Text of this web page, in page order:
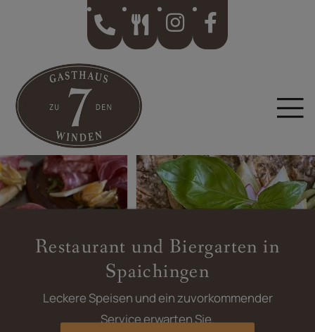
Zum Hauptinhalt springen
Restaurant und Biergarten in
Spaichingen
Leckere Speisen und ein zuvorkommender
Service erwarten Sie.